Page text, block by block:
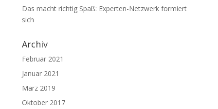
Das macht richtig Spaß: Experten-Netzwerk formiert
sich
Archiv
Februar 2021
Januar 2021
März 2019
Oktober 2017